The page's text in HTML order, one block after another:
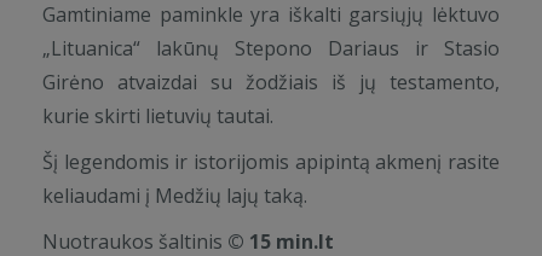
Gamtiniame paminkle yra iškalti garsiųjų lėktuvo
„Lituanica“ lakūnų Stepono Dariaus ir Stasio
Girėno atvaizdai su žodžiais iš jų testamento,
kurie skirti lietuvių tautai.
Šį legendomis ir istorijomis apipintą akmenį rasite
keliaudami į Medžių lajų taką.
Nuotraukos šaltinis © 15 min.lt